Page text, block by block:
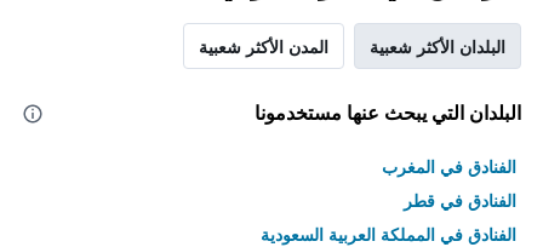
البلدان الأكثر شعبية المدن الأكثر شعبية
البلدان التي يبحث عنها مستخدمونا
الفنادق في المغرب
الفنادق في قطر
الفنادق في المملكة العربية السعودية